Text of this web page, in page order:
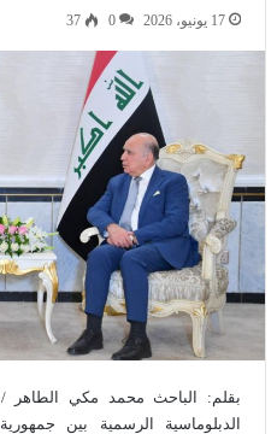
17 يونيو، 2026 0
37
بقلم: الباحث محمد مكي
الدبلوماسية الرسمية بين